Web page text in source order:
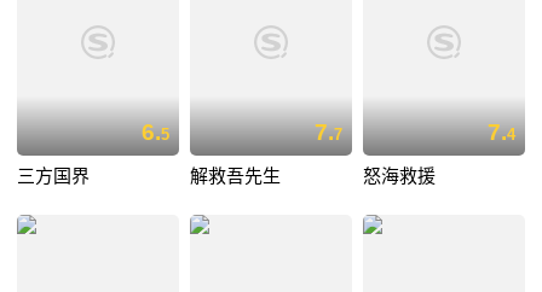
6.5
三方国界
7.7
解救吾先生
7.4
怒海救援